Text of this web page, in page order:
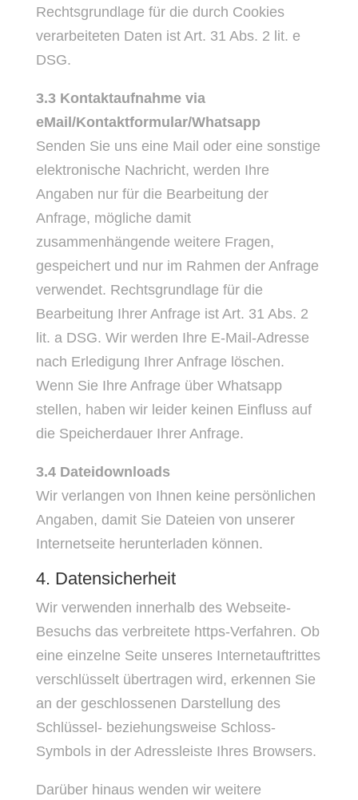
Rechtsgrundlage für die durch Cookies
verarbeiteten Daten ist Art. 31 Abs. 2 lit. e
DSG.
3.3 Kontaktaufnahme via
eMail/Kontaktformular/Whatsapp
Senden Sie uns eine Mail oder eine sonstige
elektronische Nachricht, werden Ihre
Angaben nur für die Bearbeitung der
Anfrage, mögliche damit
zusammenhängende weitere Fragen,
gespeichert und nur im Rahmen der Anfrage
verwendet. Rechtsgrundlage für die
Bearbeitung Ihrer Anfrage ist Art. 31 Abs. 2
lit. a DSG. Wir werden Ihre E-Mail-Adresse
nach Erledigung Ihrer Anfrage löschen.
Wenn Sie Ihre Anfrage über Whatsapp
stellen, haben wir leider keinen Einfluss auf
die Speicherdauer Ihrer Anfrage.
3.4 Dateidownloads
Wir verlangen von Ihnen keine persönlichen
Angaben, damit Sie Dateien von unserer
Internetseite herunterladen können.
4. Datensicherheit
Wir verwenden innerhalb des Webseite-
Besuchs das verbreitete https-Verfahren. Ob
eine einzelne Seite unseres Internetauftrittes
verschlüsselt übertragen wird, erkennen Sie
an der geschlossenen Darstellung des
Schlüssel- beziehungsweise Schloss-
Symbols in der Adressleiste Ihres Browsers.
Darüber hinaus wenden wir weitere